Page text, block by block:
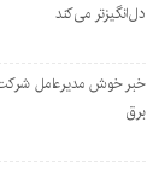
دل‌انگیزتر می‌کند
خبر خوش مدیرعامل
برق